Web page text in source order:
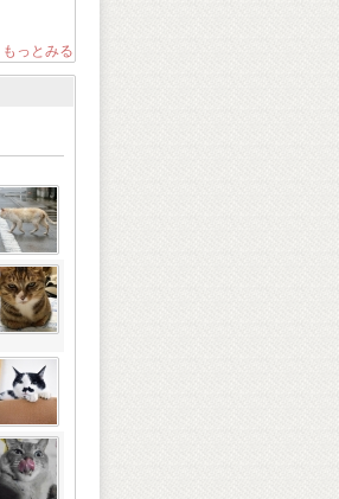
もっとみる